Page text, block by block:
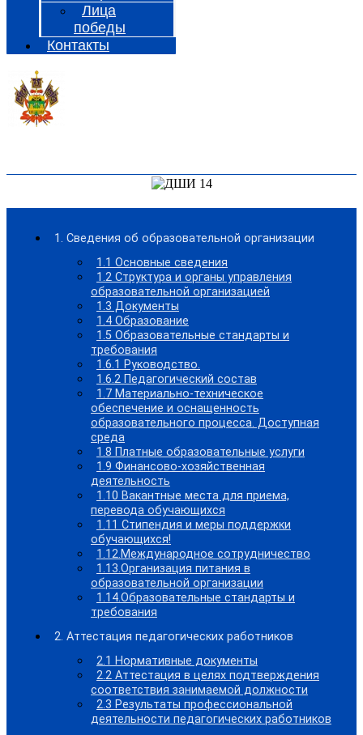
Лица
победы
Контакты
1. Сведения об образовательной организации
1.1 Основные сведения
1.2 Структура и органы управления
образовательной организацией
1.3 Документы
1.4 Образование
1.5 Образовательные стандарты и
требования
1.6.1 Руководство.
1.6.2 Педагогический состав
1.7 Материально-техническое
обеспечение и оснащенность
образовательного процесса. Доступная
среда
1.8 Платные образовательные услуги
1.9 Финансово-хозяйственная
деятельность
1.10 Вакантные места для приема,
перевода обучающихся
1.11 Стипендия и меры поддержки
обучающихся!
1.12.Международное сотрудничество
1.13.Организация питания в
образовательной организации
1.14.Образовательные стандарты и
требования
2. Аттестация педагогических работников
2.1 Нормативные документы
2.2 Аттестация в целях подтверждения
соответствия занимаемой должности
2.3 Результаты профессиональной
деятельности педагогических работников